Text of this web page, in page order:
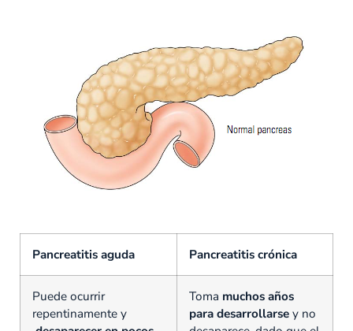
Pancreatitis aguda Pancreatitis crónica
Puede ocurrir
repentinamente y
Toma muchos años
para desarrollarse y no